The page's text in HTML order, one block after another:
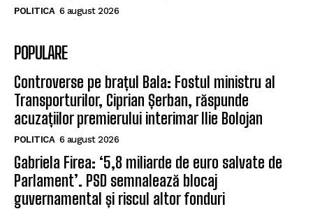
POLITICA 6 august 2026
POPULARE
Controverse pe brațul Bala: Fostul ministru al
Transporturilor, Ciprian Șerban, răspunde
acuzațiilor premierului interimar Ilie Bolojan
POLITICA 6 august 2026
Gabriela Firea: ‘5,8 miliarde de euro salvate de
Parlament’. PSD semnalează blocaj
guvernamental și riscul altor fonduri